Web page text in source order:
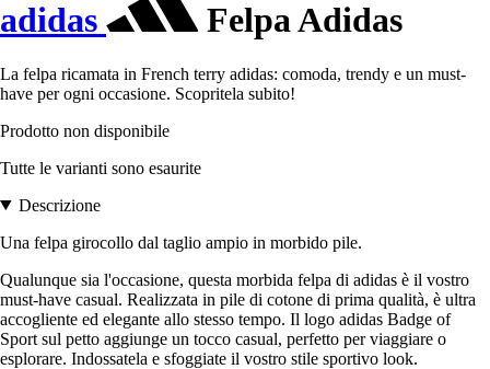
adidas Felpa Adidas
La felpa ricamata in French terry adidas: comoda, trendy e un must-
have per ogni occasione. Scopritela subito!
Prodotto non disponibile
Tutte le varianti sono esaurite
Descrizione
Una felpa girocollo dal taglio ampio in morbido pile.
Qualunque sia l'occasione, questa morbida felpa di adidas è il vostro
must-have casual. Realizzata in pile di cotone di prima qualità, è ultra
accogliente ed elegante allo stesso tempo. Il logo adidas Badge of
Sport sul petto aggiunge un tocco casual, perfetto per viaggiare o
esplorare. Indossatela e sfoggiate il vostro stile sportivo look.